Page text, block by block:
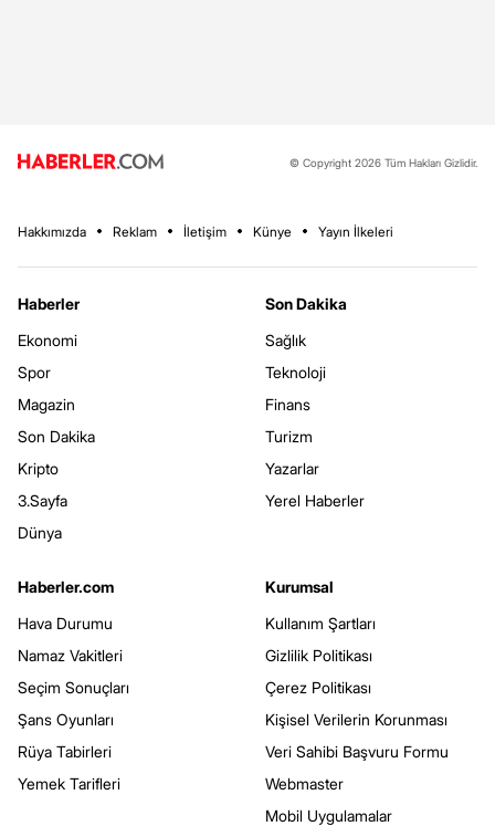
© Copyright 2026 Tüm Hakları Gizlidir.
Hakkımızda Reklam İletişim Künye Yayın İlkeleri
Haberler
Ekonomi
Spor
Magazin
Son Dakika
Kripto
3.Sayfa
Dünya
Son Dakika
Sağlık
Teknoloji
Finans
Turizm
Yazarlar
Yerel Haberler
Haberler.com
Hava Durumu
Namaz Vakitleri
Seçim Sonuçları
Şans Oyunları
Rüya Tabirleri
Yemek Tarifleri
Kurumsal
Kullanım Şartları
Gizlilik Politikası
Çerez Politikası
Kişisel Verilerin Korunması
Veri Sahibi Başvuru Formu
Webmaster
Mobil Uygulamalar